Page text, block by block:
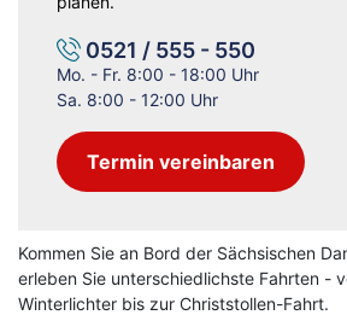
Kommen Sie an Bord der Sächsischen
erleben Sie unterschiedlichste Fahrten -
Winterlichter bis zur Christstollen-Fahrt.
0521 / 555 - 550
Mo. - Fr. 8:00 - 18:00 Uhr
Sa. 8:00 - 12:00 Uhr
Termin vereinbaren